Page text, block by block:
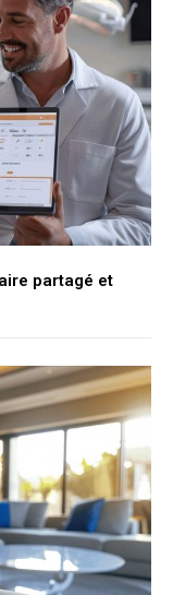
partagé et